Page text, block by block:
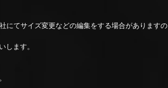
にてサイズ変更などの編集をする場合がありますの
します。